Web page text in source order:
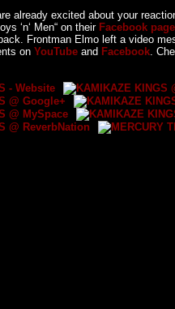
already excited about your
‘n‘ Men“ on their Facebook page
Frontman Elmo left a video
on YouTube and Facebook.